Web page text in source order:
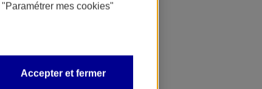
"Paramétrer mes cookies"
Accepter et fermer